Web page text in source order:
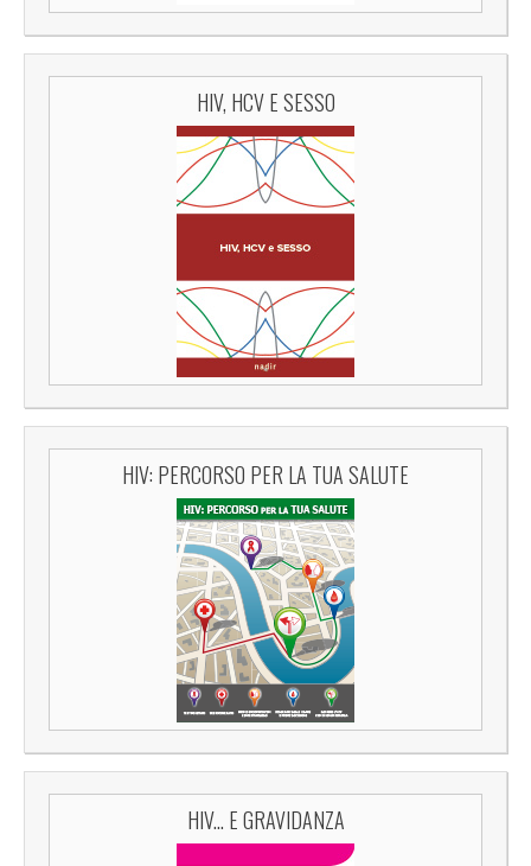
HIV, HCV E SESSO
HIV: PERCORSO PER LA TUA SALUTE
HIV... E GRAVIDANZA